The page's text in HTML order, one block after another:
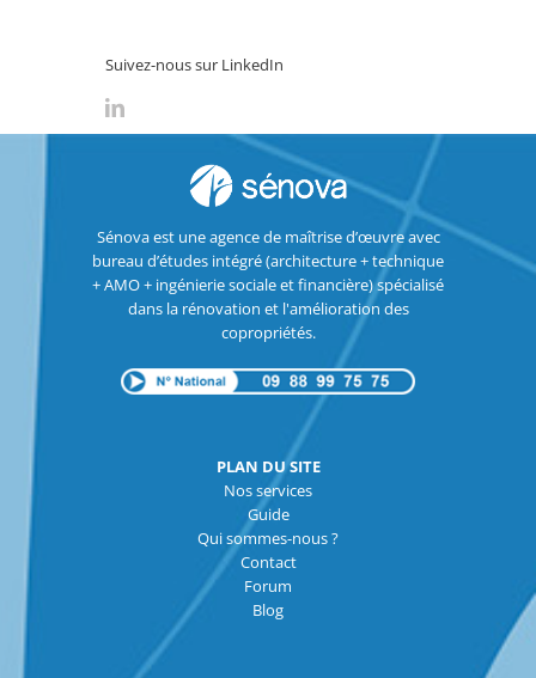
Suivez-nous sur LinkedIn
Sénova est une agence de maîtrise d’œuvre avec
bureau d’études intégré (architecture + technique
+ AMO + ingénierie sociale et financière) spécialisé
dans la rénovation et l'amélioration des
copropriétés.
PLAN DU SITE
Nos services
Guide
Qui sommes-nous ?
Contact
Forum
Blog